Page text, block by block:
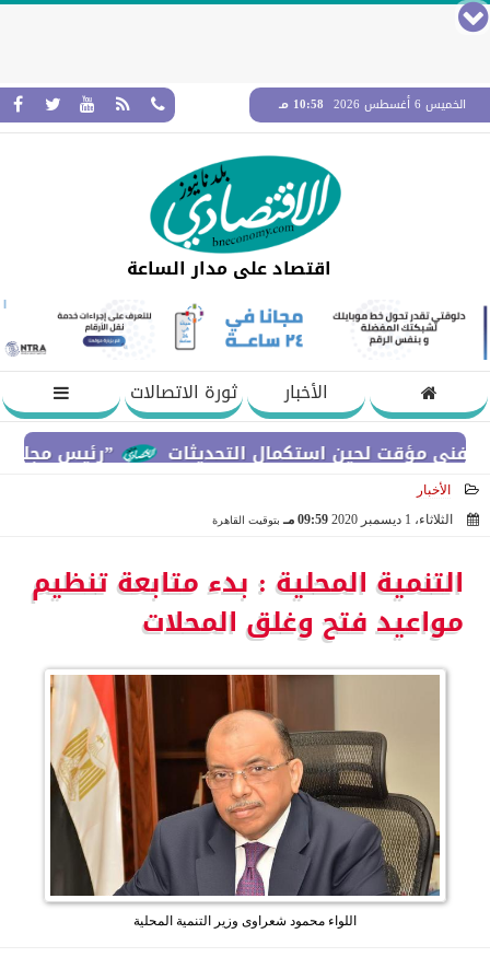
الخميس 6 أغسطس 2026 10:58 مـ
اقتصاد على مدار الساعة
الأخبار
ثورة الاتصالات
”رئيس مجلس
الأخبار
الثلاثاء، 1 ديسمبر 2020
09:59 مـ بتوقيت القاهرة
التنمية المحلية : بدء متابعة تنظيم
مواعيد فتح وغلق المحلات
اللواء محمود شعراوى وزير التنمية المحلية